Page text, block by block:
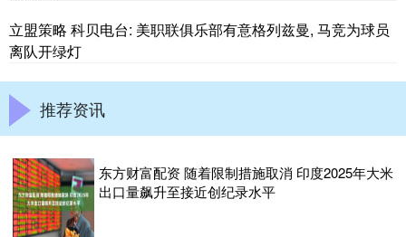
立盟策略 科贝电台: 美职联俱乐部有意格列兹曼, 马竞为球员
离队开绿灯
推荐资讯
东方财富配资 随着限制措施取消 印度2025年大米
出口量飙升至接近创纪录水平